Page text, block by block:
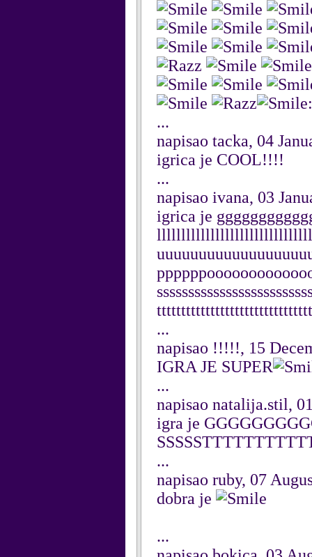
:
...
napisao tacka, 04
igrica je COOL!!!!
...
napisao ivana, 03
igrica je
...
napisao !!!!!, 15
IGRA JE SUPER
...
napisao natalija.stil,
igra je
...
napisao ruby, 07
dobra je
...